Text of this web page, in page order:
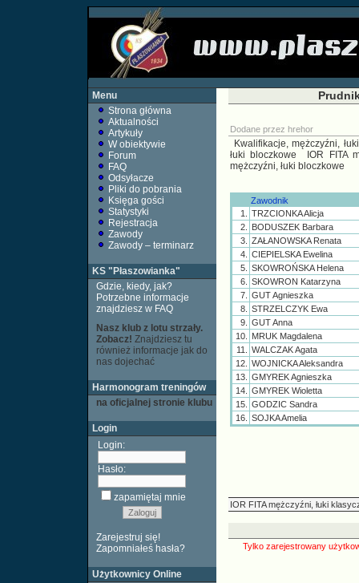
Menu
Strona główna
Aktualności
Artykuły
W obiektywie
Forum
FAQ
Odsyłacze
Pliki do pobrania
Księga gości
Statystyki
Rejestracja
Zawody
Zawody – terminarz
KS "Płaszowianka"
Gdzie, kiedy, jak?
Potrzebne informacje
znajdziesz w FAQ
Nasz klub z lotu strzały.
Zobacz! Znajdziesz tu
również informacje jak do
nas dojechać
Harmonogram treningów
na oficjalnej stronie klubu
Login
Login:
Hasło:
zapamiętaj mnie
Zarejestruj się!
Zapomniałeś hasła?
Użytkownicy Online
Dodane przez hrehor
Kwalifikacje, mężczyźni,
łuki bloczkowe
IOR FITA
mężczyźni, łuki bloczkowe
Zawodnik
1.
TRZCIONKA Alicja
2.
BODUSZEK Barbara
3.
ZAŁANOWSKA Renata
4.
CIEPIELSKA Ewelina
5.
SKOWROŃSKA Helena
6.
SKOWRON Katarzyna
7.
GUT Agnieszka
8.
STRZELCZYK Ewa
9.
GUT Anna
10.
MRUK Magdalena
11.
WALCZAK Agata
12.
WOJNICKA Aleksandra
13.
GMYREK Agnieszka
14.
GMYREK Wioletta
15.
GODZIC Sandra
16.
SOJKA Amelia
IOR FITA mężczyźni, łuki
Tylko zarejestrowany